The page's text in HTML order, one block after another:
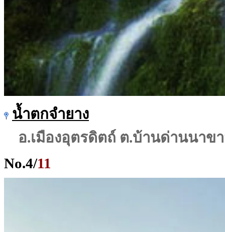
น้ำตกจำยาง
อ.เมืองอุตรดิตถ์ ต.บ้านด่านนาข
No.4/11